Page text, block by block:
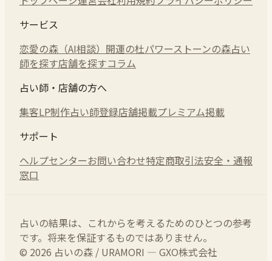
サービス
恋愛の森（AI相談） 開運の杜パワーストーンの森占い
師を探す店舗を探すコラム
占い師・店舗の方へ
集客LP制作占い師登録店舗掲載プレミアム掲載
サポート
ヘルプセンターお問い合わせ特定商取引法安全・通報
窓口
占いの結果は、これからを考えるためのひとつの参考
です。将来を保証するものではありません。
© 2026 占いの森 / URAMORI — GXO株式会社